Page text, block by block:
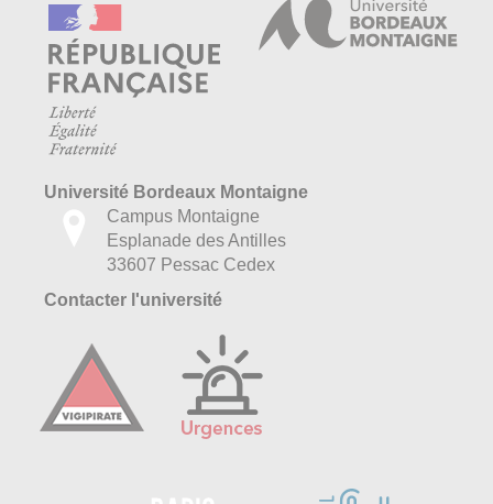
Université Bordeaux Montaigne
Campus Montaigne
Esplanade des Antilles
33607 Pessac Cedex
Contacter l'université